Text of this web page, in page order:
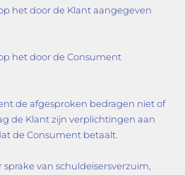
het door de Klant aangegeven
het door de Consument
de afgesproken bedragen niet of
de Klant zijn verplichtingen aan
de Consument betaalt.
van schuldeisersverzuim,